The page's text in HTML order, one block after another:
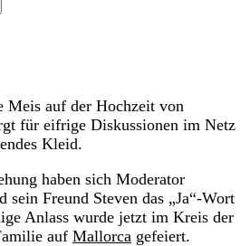
auf der Hochzeit von
für eifrige Diskussionen im Netz
Kleid.
haben sich Moderator
sein Freund Steven das „Ja“-Wort
Anlass wurde jetzt im Kreis der
auf Mallorca gefeiert.